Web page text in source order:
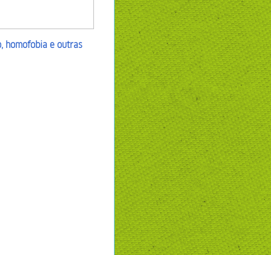
homofobia e outras